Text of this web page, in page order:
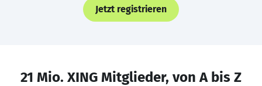
Jetzt registrieren
21 Mio. XING Mitglieder, von A bis Z